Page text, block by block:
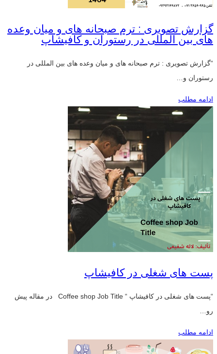
گزارش تصویری : ترم صبحانه های و میان وعده
های بین المللی در رستوران و کافیشاپ
“گزارش تصویری : ترم صبحانه های و میان وعده های بین المللی در
رستوران و…
ادامه مطلب
پست های شغلی در کافیشاپ
“پست های شغلی در کافیشاپ “ Coffee shop Job Title در مقاله پیش
رو…
ادامه مطلب